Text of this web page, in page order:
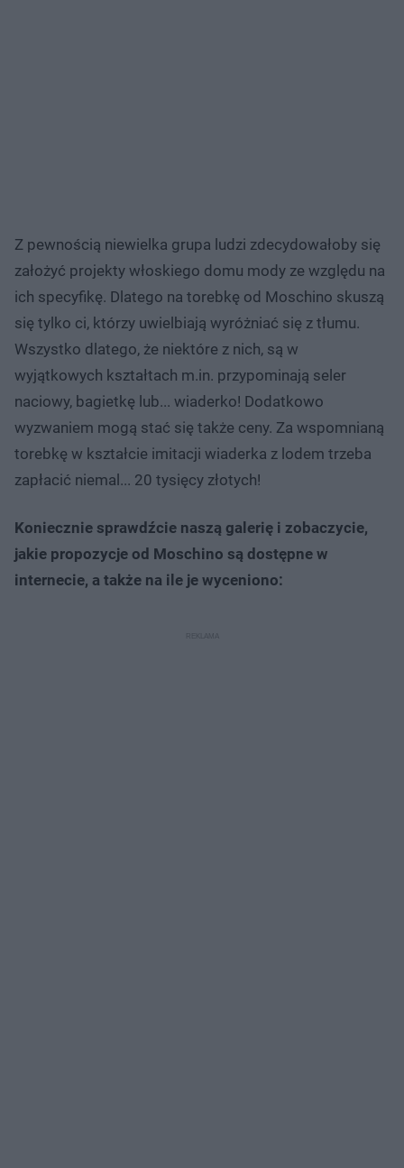
Z pewnością niewielka grupa ludzi zdecydowałoby się
założyć projekty włoskiego domu mody ze względu na
ich specyfikę. Dlatego na torebkę od Moschino skuszą
się tylko ci, którzy uwielbiają wyróżniać się z tłumu.
Wszystko dlatego, że niektóre z nich, są w
wyjątkowych kształtach m.in. przypominają seler
naciowy, bagietkę lub... wiaderko! Dodatkowo
wyzwaniem mogą stać się także ceny. Za wspomnianą
torebkę w kształcie imitacji wiaderka z lodem trzeba
zapłacić niemal... 20 tysięcy złotych!
Koniecznie sprawdźcie naszą galerię i zobaczycie,
jakie propozycje od Moschino są dostępne w
internecie, a także na ile je wyceniono: